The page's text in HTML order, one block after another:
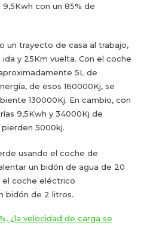
con un 85% de
un trayecto de casa al trabajo,
y 25Km vuelta. Con el coche
5L de
de esos 160000Kj, se
130000Kj. En cambio, con
9,5Kwh y 34000Kj de
5000kj.
usando el coche de
un bidón de agua de 20
el coche eléctrico
bidón de 2 litros.
¿la velocidad de carga se